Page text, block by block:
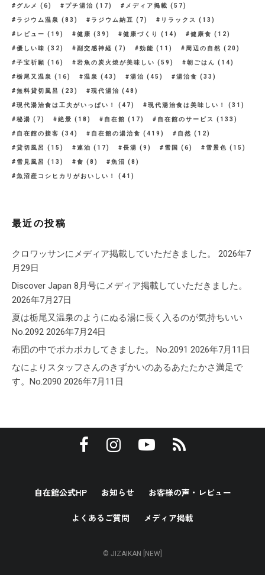
グルメ (6) プチ湯治 (17) メディア掲載 (57)
ラジウム温泉 (83) ラジウム納豆 (7) リラックス (13)
レビュー (19) 健康 (39) 健康づくり (14) 健康食 (12)
優しい味 (32) 副交感神経 (7) 効能 (11) 周辺の自然 (20)
子宝祈願 (16) 岩魚の炭火焼が美味しい (59) 朝ごはん (14)
栃尾又温泉 (16) 温泉 (43) 湯治 (45) 湯治食 (33)
無料貸切風呂 (23) 現代湯治 (48)
現代湯治食は工夫がいっぱい！ (47) 現代湯治食は美味しい！ (31)
秘湯 (7) 絶景 (18) 自在館 (17) 自在館のサービス (133)
自在館の接客 (34) 自在館の湯治食 (419) 自然 (12)
貸切風呂 (15) 連泊 (17) 長湯 (9) 雪国 (6) 雪景色 (15)
雪見風呂 (13) 食 (8) 魚沼 (8)
魚沼産コシヒカリがおいしい！ (41)
最近の投稿
クロワッサンにメディア掲載していただきました。
2026年7
月29日
Discover Japan 8月号にメディア掲載していただきました。
2026年7月27日
夏は栃尾又温泉のようにぬる湯に長く入るのが気持ちいい
No.2092 2026年7月24日
布団の中でポカポカしてきました。 No.2091 2026年7月11日
なによりスタッフさんのきずかいのあるあたたかさ満足で
す。No.2090 2026年7月11日
自在館公式HP お知らせ お客様の声・レビュー
よくあるご質問 メディア掲載
© JIZAIKAN [NEW]